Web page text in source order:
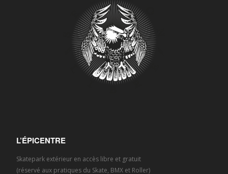
L’ÉPICENTRE
Skatepark extérieur en accès libre et gratuit
(réservé aux pratiques du Skate, BMX et Roller)